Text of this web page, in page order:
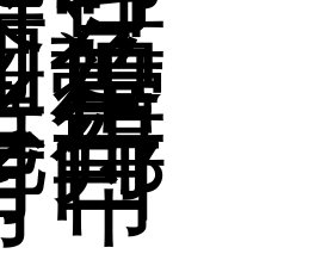
适
鱼
营
年
得
白
帮